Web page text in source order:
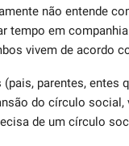
não entende
tempo em
vivem de acordo
parentes, entes
do círculo
de um círculo